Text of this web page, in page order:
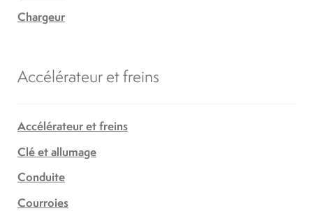
Chargeur
Accélérateur et freins
Accélérateur et freins
Clé et allumage
Conduite
Courroies